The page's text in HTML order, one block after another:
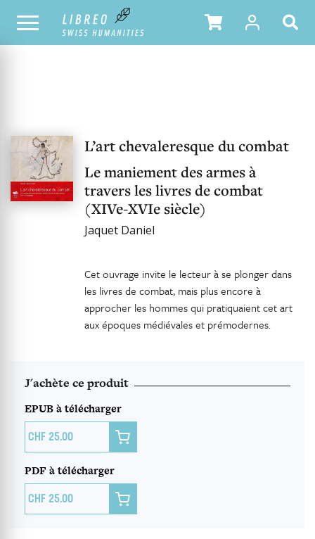
OUR CATALOGUE
L’art chevaleresque du combat
Le maniement des armes à
travers les livres de combat
(XIVe-XVIe siècle)
Jaquet Daniel
Cet ouvrage invite le lecteur à se plonger dans
les livres de combat, mais plus encore à
approcher les hommes qui pratiquaient cet art
aux époques médiévales et prémodernes.
J'achète ce produit
EPUB à télécharger
25.00 
PDF à télécharger
25.00 